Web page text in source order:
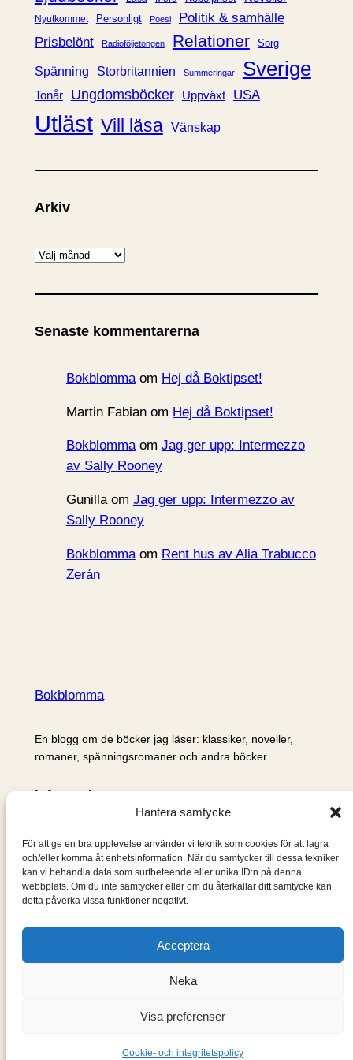
Hantera samtycke
För att ge en bra upplevelse använder vi teknik som cookies för att lagra
och/eller komma åt enhetsinformation. När du samtycker till dessa tekniker
kan vi behandla data som surfbeteende eller unika ID:n på denna
webbplats. Om du inte samtycker eller om du återkallar ditt samtycke kan
detta påverka vissa funktioner negativt.
Acceptera
Neka
Visa preferenser
Cookie- och integritetspolicy
Nyutkommet Personligt Poesi
Politik & samhälle
Prisbelönt
Radioföljetongen Relationer Sorg
Spänning Storbritannien Summeringar Sverige
Tonår Ungdomsböcker Uppväxt USA
Utläst Vill läsa Vänskap
Arkiv
A
k
v
Senaste kommentarerna
Bokblommaom Hej då Boktipset!
Martin Fabianom Hej då Boktipset!
Bokblommaom Jag ger upp: Intermezzo
av Sally Rooney
Gunillaom Jag ger upp: Intermezzo av
Sally Rooney
Bokblommaom Rent hus av Alia Trabucco
Zerán
Bokblomma
En blogg om de böcker jag läser: klassiker, noveller,
romaner, spänningsromaner och andra böcker.
Information
Om mig & om bloggen
S
ö
k
WordPress